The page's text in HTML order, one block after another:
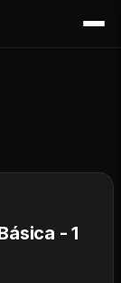
- 1